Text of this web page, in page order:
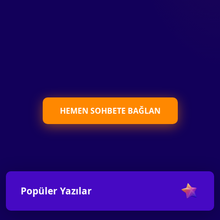
HEMEN SOHBETE BAĞLAN
Popüler Yazılar